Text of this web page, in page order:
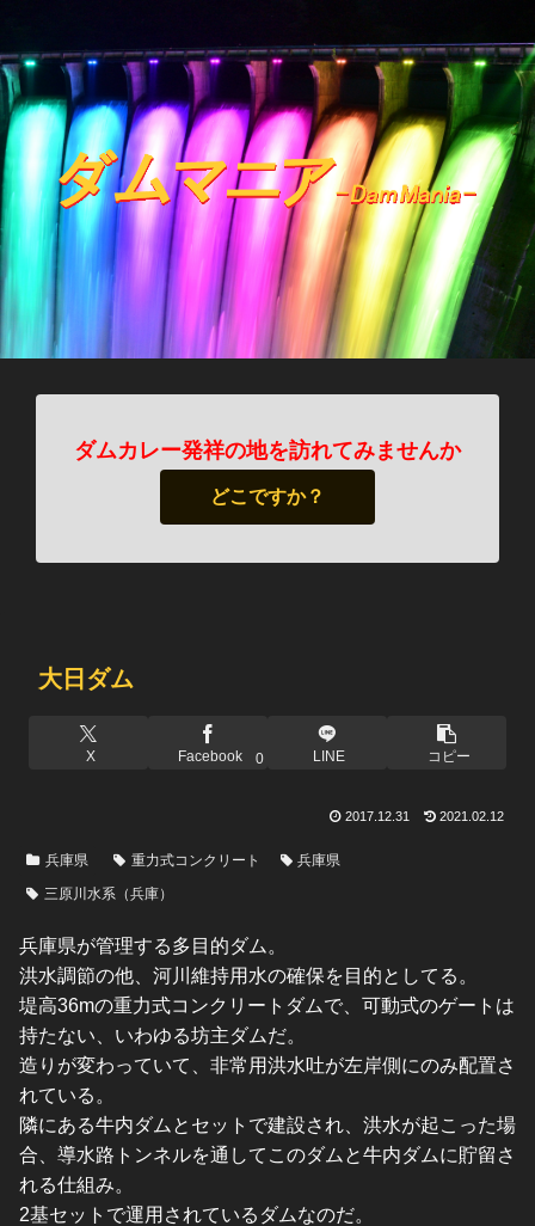
ダムカレー発祥の地を訪れてみませんか
どこですか？
大日ダム
X Facebook 0 LINE コピー
2017.12.31 2021.02.12
兵庫県 重力式コンクリート
兵庫県
三原川水系（兵庫）
兵庫県が管理する多目的ダム。
洪水調節の他、河川維持用水の確保を目的としてる。
堤高36mの重力式コンクリートダムで、可動式のゲートは
持たない、いわゆる坊主ダムだ。
造りが変わっていて、非常用洪水吐が左岸側にのみ配置さ
れている。
隣にある牛内ダムとセットで建設され、洪水が起こった場
合、導水路トンネルを通してこのダムと牛内ダムに貯留さ
れる仕組み。
2基セットで運用されているダムなのだ。